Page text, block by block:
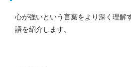
心が強いという言葉をより深く理解
語を紹介します。